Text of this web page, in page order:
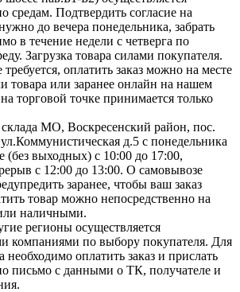
средам. Подтвердить согласие на
до вечера понедельника, забрать
в течение недели с четверга по
Загрузка товара силами покупателя.
оплатить заказ можно на месте
товара или заранее онлайн на нашем
торговой точке принимается только
МО, Воскресенский район, пос.
д.5 с понедельника
(без выходных) с 10:00 до 17:00,
с 12:00 до 13:00. О самовывозе
заранее, чтобы ваш заказ
товар можно непосредственно на
наличными.
регионы осуществляется
компаниями по выбору покупателя. Для
необходимо оплатить заказ и прислать
письмо с данными о ТК, получателе и